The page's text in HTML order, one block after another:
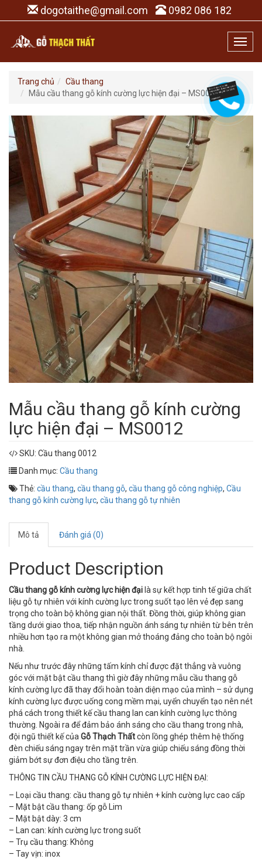
dogotaithe@gmail.com 0982 086 182
Trang chủ
Cầu thang
Mẫu cầu thang gỗ kính cường lực hiện đại – MS0012
Mẫu cầu thang gỗ kính cường
lực hiện đại – MS0012
SKU: Cầu thang 0012
Danh mục: Cầu thang
Thẻ: cầu thang, cầu thang gỗ, cầu thang gỗ công nghiệp, Cầu
thang gỗ kính cường lực, cầu thang gỗ tự nhiên
Mô tả Đánh giá (0)
Product Description
Cầu thang gỗ kính cường lực hiện đại là sự kết hợp tinh tế giữa chất
liệu gỗ tự nhiên với kính cường lực trong suốt tạo lên vẻ đẹp sang
trọng cho toàn bộ không gian nội thất. Đồng thời, giúp không gian
tầng dưới giao thoa, tiếp nhận nguồn ánh sáng tự nhiên từ bên trên
nhiều hơn tạo ra một không gian mở thoáng đảng cho toàn bộ ngôi
nhà.
Nếu như trước đây những tấm kính chỉ được đặt thẳng và vuông
góc với mặt bật cầu thang thì giờ đây những mẫu cầu thang gỗ
kính cường lực đã thay đổi hoàn toàn diện mạo của mình – sử dụng
kính cường lực được uống cong mềm mại, uyển chuyển tạo nên nét
phá cách trong thiết kế cầu thang lan can kính cường lực thông
thường. Ngoài ra để đảm bảo ánh sáng cho cầu thang trong nhà,
đội ngũ thiết kế của Gỗ Thạch Thấtcòn lồng ghép thêm hệ thống
đèn chiếu sáng ngay trên mặt trần vừa giúp chiếu sáng đồng thời
giảm bớt sự đơn điệu cho tầng trên.
THÔNG TIN CẦU THANG GỖ KÍNH CƯỜNG LỰC HIỆN ĐẠI:
– Loại cầu thang: cầu thang gỗ tự nhiên + kính cường lực cao cấp
– Mặt bật cầu thang: ốp gỗ Lim
– Mặt bật dày: 3 cm
– Lan can: kính cường lực trong suốt
– Trụ cầu thang: Không
– Tay vịn: inox